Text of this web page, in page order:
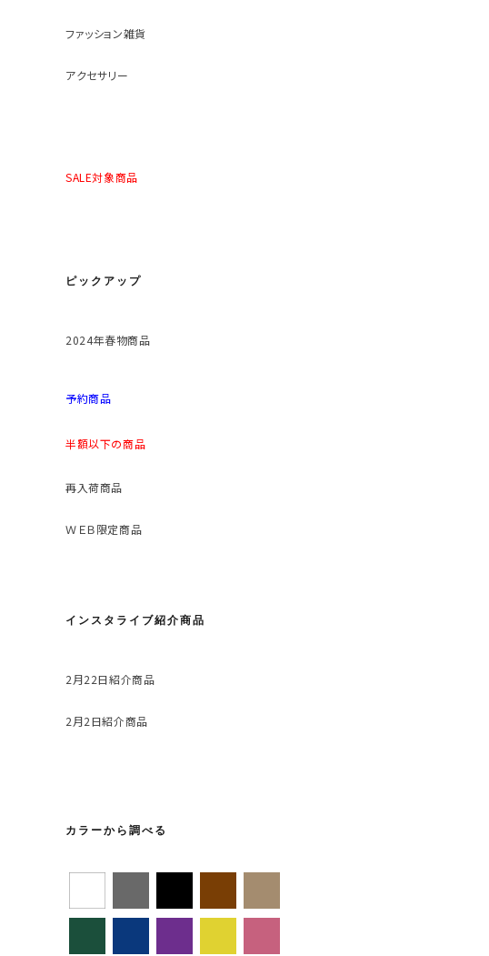
ファッション雑貨
アクセサリー
SALE対象商品
ピックアップ
2024年春物商品
予約商品
半額以下の商品
再入荷商品
ＷＥＢ限定商品
インスタライブ紹介商品
2月22日紹介商品
2月2日紹介商品
カラーから調べる